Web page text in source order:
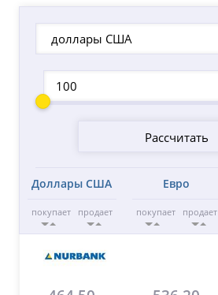
Доллары США
покупает продает
Евро
покупает продает